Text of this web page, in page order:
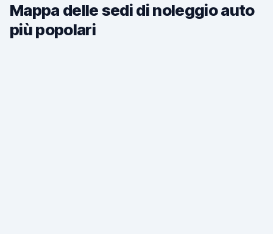
Mappa delle sedi di noleggio auto
più popolari